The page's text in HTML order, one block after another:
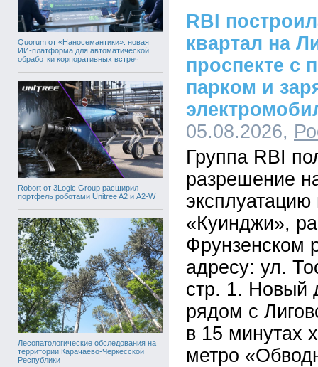
Quorum от «Наносемантики»: новая
ИИ-платформа для автоматической
обработки корпоративных встреч
Robort от 3Logic Group расширил
портфель роботами Unitree A2 и A2-W
Лесопатологические обследования на
территории Карачаево-Черкесской
Республики
RBI
квартал на
проспекте с
парком и
05.08.2026,
Группа RBI
разрешение
эксплуатацию
«Куинджи»,
Фрунзенском
адресу: ул.
стр. 1. Новый
рядом с
в 15 минутах
метро